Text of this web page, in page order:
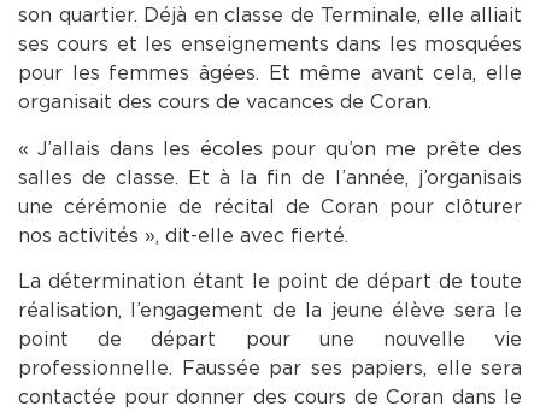
son quartier. Déjà en classe de Terminale, elle alliait
ses cours et les enseignements dans les mosquées
pour les femmes âgées. Et même avant cela, elle
organisait des cours de vacances de Coran.
« J’allais dans les écoles pour qu’on me prête des
salles de classe. Et à la fin de l’année, j’organisais
une cérémonie de récital de Coran pour clôturer
nos activités », dit-elle avec fierté.
La détermination étant le point de départ de toute
réalisation, l’engagement de la jeune élève sera le
point de départ pour une nouvelle vie
professionnelle. Faussée par ses papiers, elle sera
contactée pour donner des cours de Coran dans le